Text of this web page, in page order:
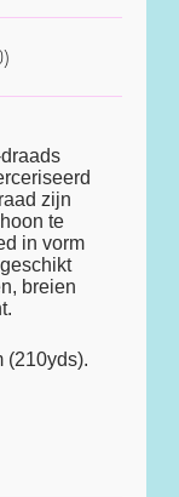
zijn
te
in vorm
breien
(210yds).